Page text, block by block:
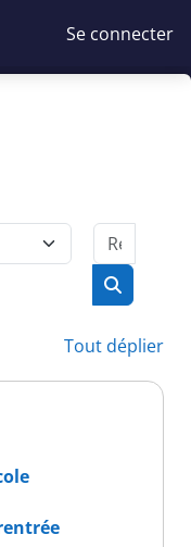
Se connecter
Tout déplier